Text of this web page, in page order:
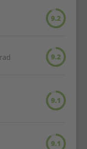
9.2
9.2
9.1
9.1